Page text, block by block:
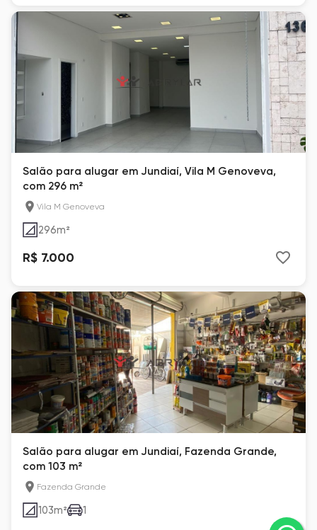
Salão para alugar em Jundiaí, Vila M Genoveva,
com 296 m²
Vila M Genoveva
296m²
R$ 7.000
Salão para alugar em Jundiaí, Fazenda Grande,
com 103 m²
Fazenda Grande
103m² 1